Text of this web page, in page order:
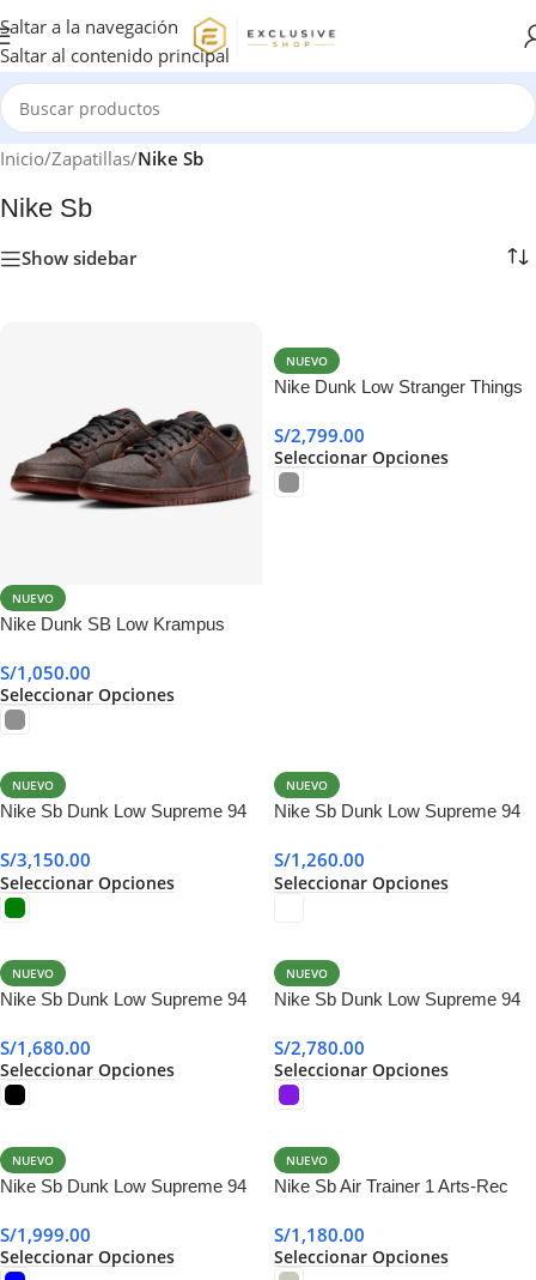
Saltar a la navegación
Saltar al contenido principal
Inicio/Zapatillas/Nike Sb
Nike Sb
Show sidebar
NUEVO
Nike Dunk SB Low Krampus
S/1,050.00
Seleccionar Opciones
NUEVO
Nike Dunk Low Stranger Things
S/2,799.00
Seleccionar Opciones
NUEVO
Nike Sb Dunk Low Supreme 94
S/3,150.00
Seleccionar Opciones
NUEVO
Nike Sb Dunk Low Supreme 94
S/1,260.00
Seleccionar Opciones
NUEVO
Nike Sb Dunk Low Supreme 94
S/1,680.00
Seleccionar Opciones
NUEVO
Nike Sb Dunk Low Supreme 94
S/2,780.00
Seleccionar Opciones
NUEVO
Nike Sb Dunk Low Supreme 94
S/1,999.00
Seleccionar Opciones
NUEVO
Nike Sb Air Trainer 1 Arts-Rec
S/1,180.00
Seleccionar Opciones